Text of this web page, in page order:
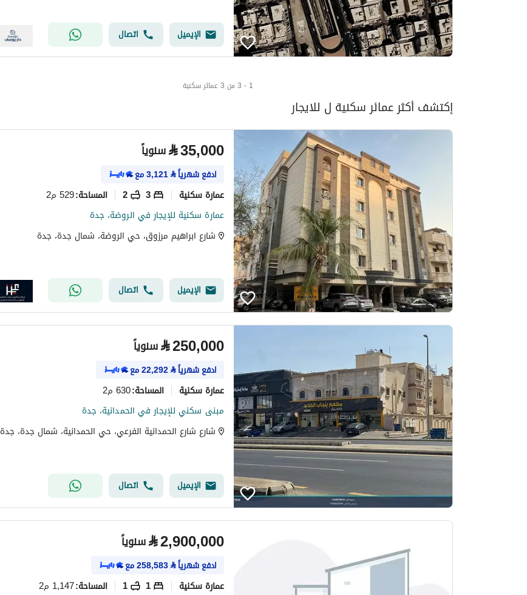
الإيميل اتصال
1 - 3 من 3 عمائر سكنية
إكتشف أكثر عمائر سكنية ل للايجار
⃁35,000 سنوياً
ادفع شهرياً⃁
3,121مع
عمارة سكنية 3
2 المساحة:529 م2
عمارة سكنية للإيجار في الروضة، جدة
شارع ابراهيم مرزوق، حي الروضة، شمال جدة، جدة
الإيميل اتصال
⃁250,000 سنوياً
ادفع شهرياً⃁
22,292مع
عمارة سكنية المساحة:630 م2
مبنى سكني للإيجار في الحمدانية، جدة
شارع شارع الحمدانية الفرعي، حي الحمدانية، شمال جدة، جدة
الإيميل اتصال
⃁2,900,000 سنوياً
ادفع شهرياً⃁
258,583مع
عمارة سكنية 1
1 المساحة:1,147 م2